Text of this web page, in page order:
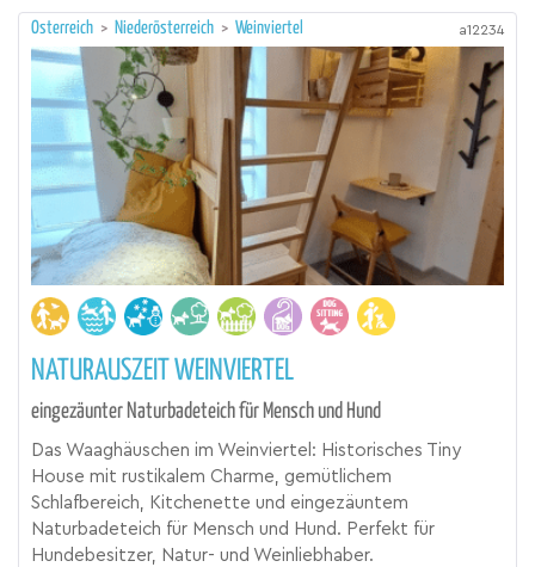
Österreich > Niederösterreich > Weinviertel a12234
NATURAUSZEIT WEINVIERTEL
eingezäunter Naturbadeteich für Mensch und Hund
Das Waaghäuschen im Weinviertel: Historisches Tiny
House mit rustikalem Charme, gemütlichem
Schlafbereich, Kitchenette und eingezäuntem
Naturbadeteich für Mensch und Hund. Perfekt für
Hundebesitzer, Natur- und Weinliebhaber.